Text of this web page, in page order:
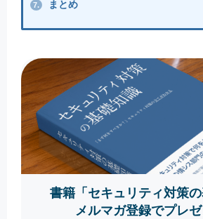
7. まとめ
書籍「セキュリティ対策の
メルマガ登録でプレゼ